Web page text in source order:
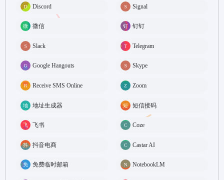
Discord Signal
微信 钉钉
Slack Telegram
Google Hangouts Skype
Receive SMS Online Zoom
地址生成器 短信接码
飞书 Coze
抖音电商 Castar AI
免费临时邮箱 NotebookLM